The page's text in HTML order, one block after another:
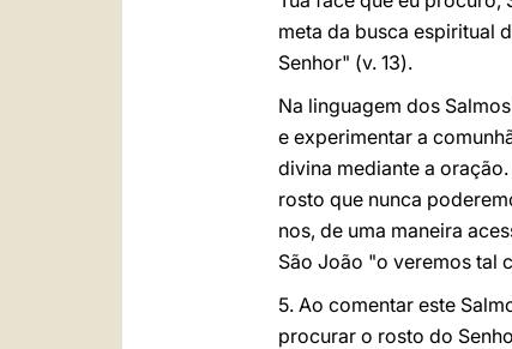
meta da busca espiritual
Senhor" (v. 13).
Na linguagem dos
e experimentar a
divina mediante a
rosto que nunca
nos, de uma maneira
São João "o veremos tal
5. Ao comentar este
procurar o rosto do